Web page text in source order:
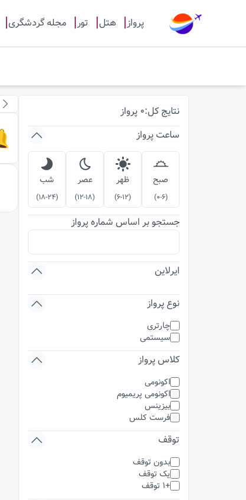
پرواز هتل تور مجله گردشگری
نتایج کل:
0 پرواز
ساعت پرواز
صبح
(
0-6
)
ظهر
(
6-12
)
عصر
(
12-18
)
شب
(
18-24
)
جستجو بر اساس شماره پرواز
ایرلاین
نوع پرواز
چارتری
سیستمی
کلاس پرواز
اکونومی
اکونومی پریمیوم
بیزینس
فرست کلس
توقف
بدون توقف
یک توقف
+1 توقف